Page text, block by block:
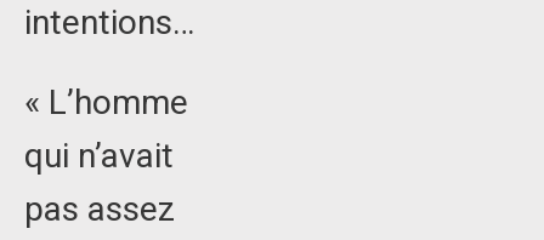
intentions…
« L’homme
qui n’avait
pas assez